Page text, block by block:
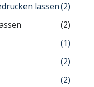
lassen(2)
(2)
(1)
(2)
(2)